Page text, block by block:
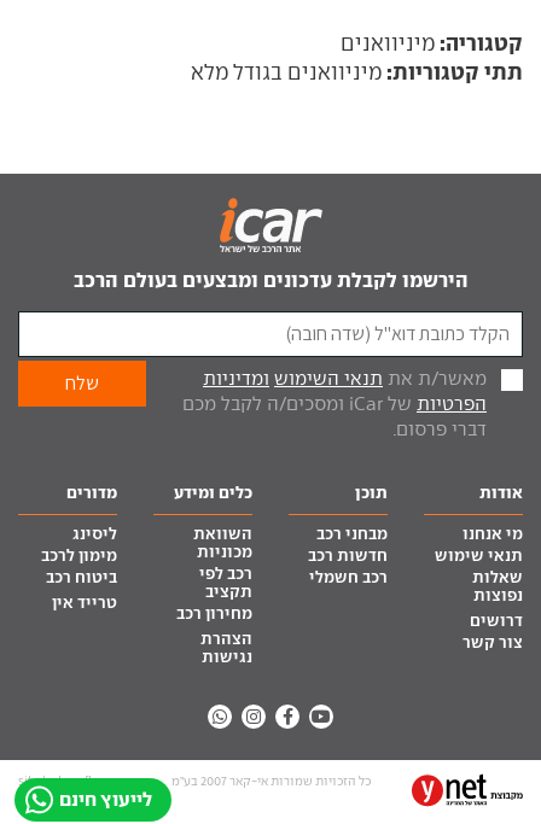
קטגוריה: מיניוואנים
תתי קטגוריות: מיניוואנים בגודל מלא
לייעוץ חינם
הירשמו לקבלת עדכונים ומבצעים בעולם הרכב
מאשר/ת את תנאי השימוש ומדיניות
הפרטיות
של iCar ומסכים/ה לקבל מכם
דברי פרסום.
אודות
מי אנחנו
תנאי שימוש
שאלות
נפוצות
דרושים
צור קשר
תוכן
מבחני רכב
חדשות רכב
רכב חשמלי
כלים ומידע
השוואת
מכוניות
רכב לפי
תקציב
מחירון רכב
הצהרת
נגישות
מדורים
ליסינג
מימון לרכב
ביטוח רכב
טרייד אין
כל הזכויות שמורות אי-קאר 2007 בע”מ site by tq.soft